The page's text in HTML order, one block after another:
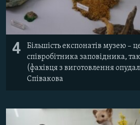
4
Більшість експонатів музею –
співробітника заповідника,
(фахівця з виготовлення
Співакова